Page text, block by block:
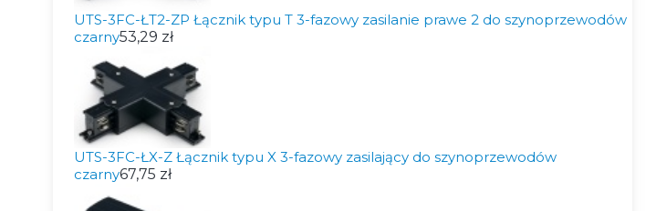
UTS-3FC-ŁT2-ZP Łącznik typu T 3-fazowy zasilanie prawe 2 do szynoprzewodów
czarny53,29 zł
UTS-3FC-ŁX-Z Łącznik typu X 3-fazowy zasilający do szynoprzewodów
czarny67,75 zł